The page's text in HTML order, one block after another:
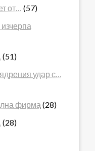
от…
(57)
(51)
удар с…
фирма (28)
(28)